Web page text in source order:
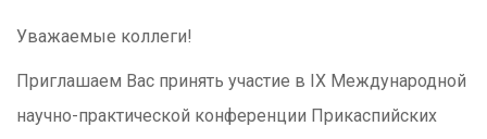
Уважаемые коллеги!
Приглашаем Вас принять участие в IX Международной
научно-практической конференции Прикаспийских